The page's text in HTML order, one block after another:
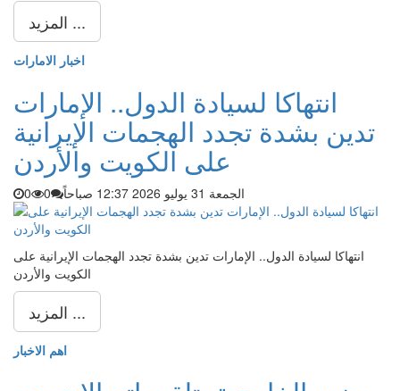
المزيد ...
اخبار الامارات
انتهاكا لسيادة الدول.. الإمارات
تدين بشدة تجدد الهجمات الإيرانية
على الكويت والأردن
الجمعة 31 يوليو 2026 12:37 صباحاً 0
0
انتهاكا لسيادة الدول.. الإمارات تدين بشدة تجدد الهجمات الإيرانية على
الكويت والأردن
المزيد ...
اهم الاخبار